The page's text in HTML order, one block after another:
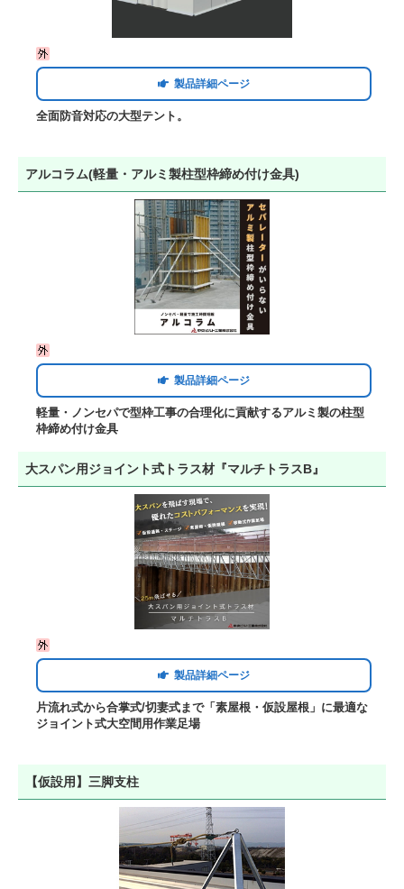
製品詳細ページ
全面防音対応の大型テント。
アルコラム(軽量・アルミ製柱型枠締め付け金具)
製品詳細ページ
軽量・ノンセパで型枠工事の合理化に貢献するアルミ製の柱型
枠締め付け金具
大スパン用ジョイント式トラス材『マルチトラスB』
製品詳細ページ
片流れ式から合掌式/切妻式まで「素屋根・仮設屋根」に最適な
ジョイント式大空間用作業足場
【仮設用】三脚支柱